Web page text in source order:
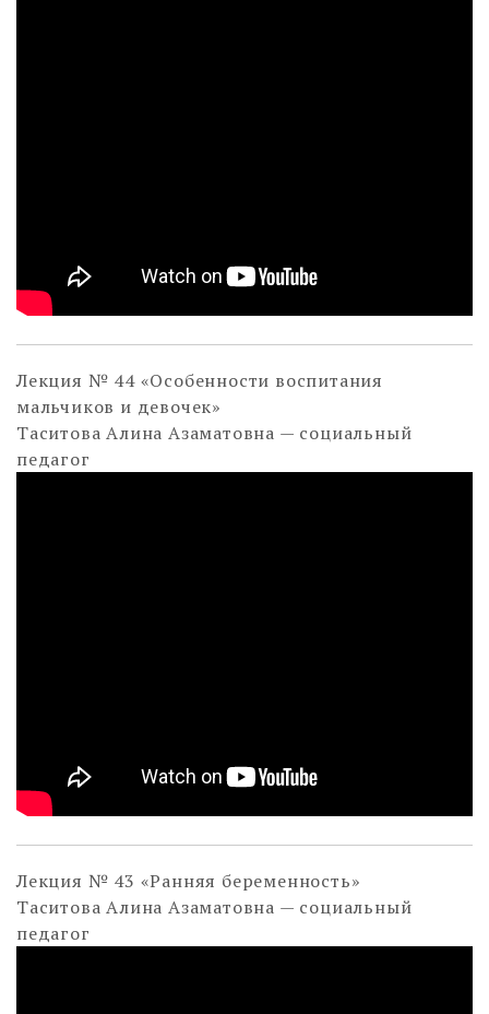
Лекция № 44 «Особенности воспитания
мальчиков и девочек»
Таситова Алина Азаматовна — социальный
педагог
Лекция № 43 «Ранняя беременность»
Таситова Алина Азаматовна — социальный
педагог